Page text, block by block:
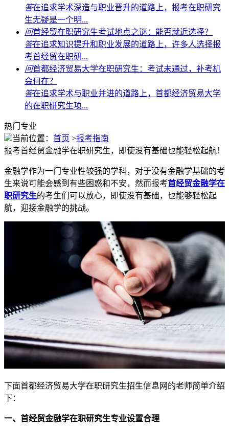
答在追求学术深造与职业晋升的道路上，报考在职研究
生无疑是一个明...
问首经贸在职研究生考试地点之谜：能否就近选择？
答在追求知识提升和职业发展的道路上，许多人选择报
考首经贸在职研...
问首都经济贸易大学在职研究生：考试未通过，补考机
会何在？
答在追求学术与职业并进的道路上，首都经济贸易大学
的在职研究生项...
热门专业
当前位置： 首页 >报考指南
报考首经贸金融学在职研究生，即使没有基础也能轻松起航！
金融学作为一门专业性较强的学科，对于没有金融学基础的考
生来说可能会感到有些困惑和不安，然而报考首经贸金融学在
职研究生的考生们可以放心，即使没有基础，也能够轻松起
航，迎接金融学的挑战。
下面首都经济贸易大学在职研究生招生信息网的老师简单介绍
下：
一、首经贸金融学在职研究生专业设置合理